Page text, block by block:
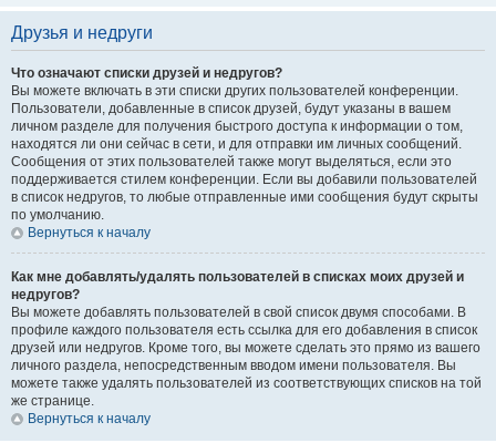
Друзья и недруги
Что означают списки друзей и недругов?
Вы можете включать в эти списки других пользователей конференции.
Пользователи, добавленные в список друзей, будут указаны в вашем
личном разделе для получения быстрого доступа к информации о том,
находятся ли они сейчас в сети, и для отправки им личных сообщений.
Сообщения от этих пользователей также могут выделяться, если это
поддерживается стилем конференции. Если вы добавили пользователей
в список недругов, то любые отправленные ими сообщения будут скрыты
по умолчанию.
Вернуться к началу
Как мне добавлять/удалять пользователей в списках моих друзей и
недругов?
Вы можете добавлять пользователей в свой список двумя способами. В
профиле каждого пользователя есть ссылка для его добавления в список
друзей или недругов. Кроме того, вы можете сделать это прямо из вашего
личного раздела, непосредственным вводом имени пользователя. Вы
можете также удалять пользователей из соответствующих списков на той
же странице.
Вернуться к началу